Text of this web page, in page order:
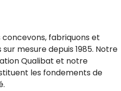
concevons, fabriquons et
mesure depuis 1985. Notre
Qualibat et notre
les fondements de